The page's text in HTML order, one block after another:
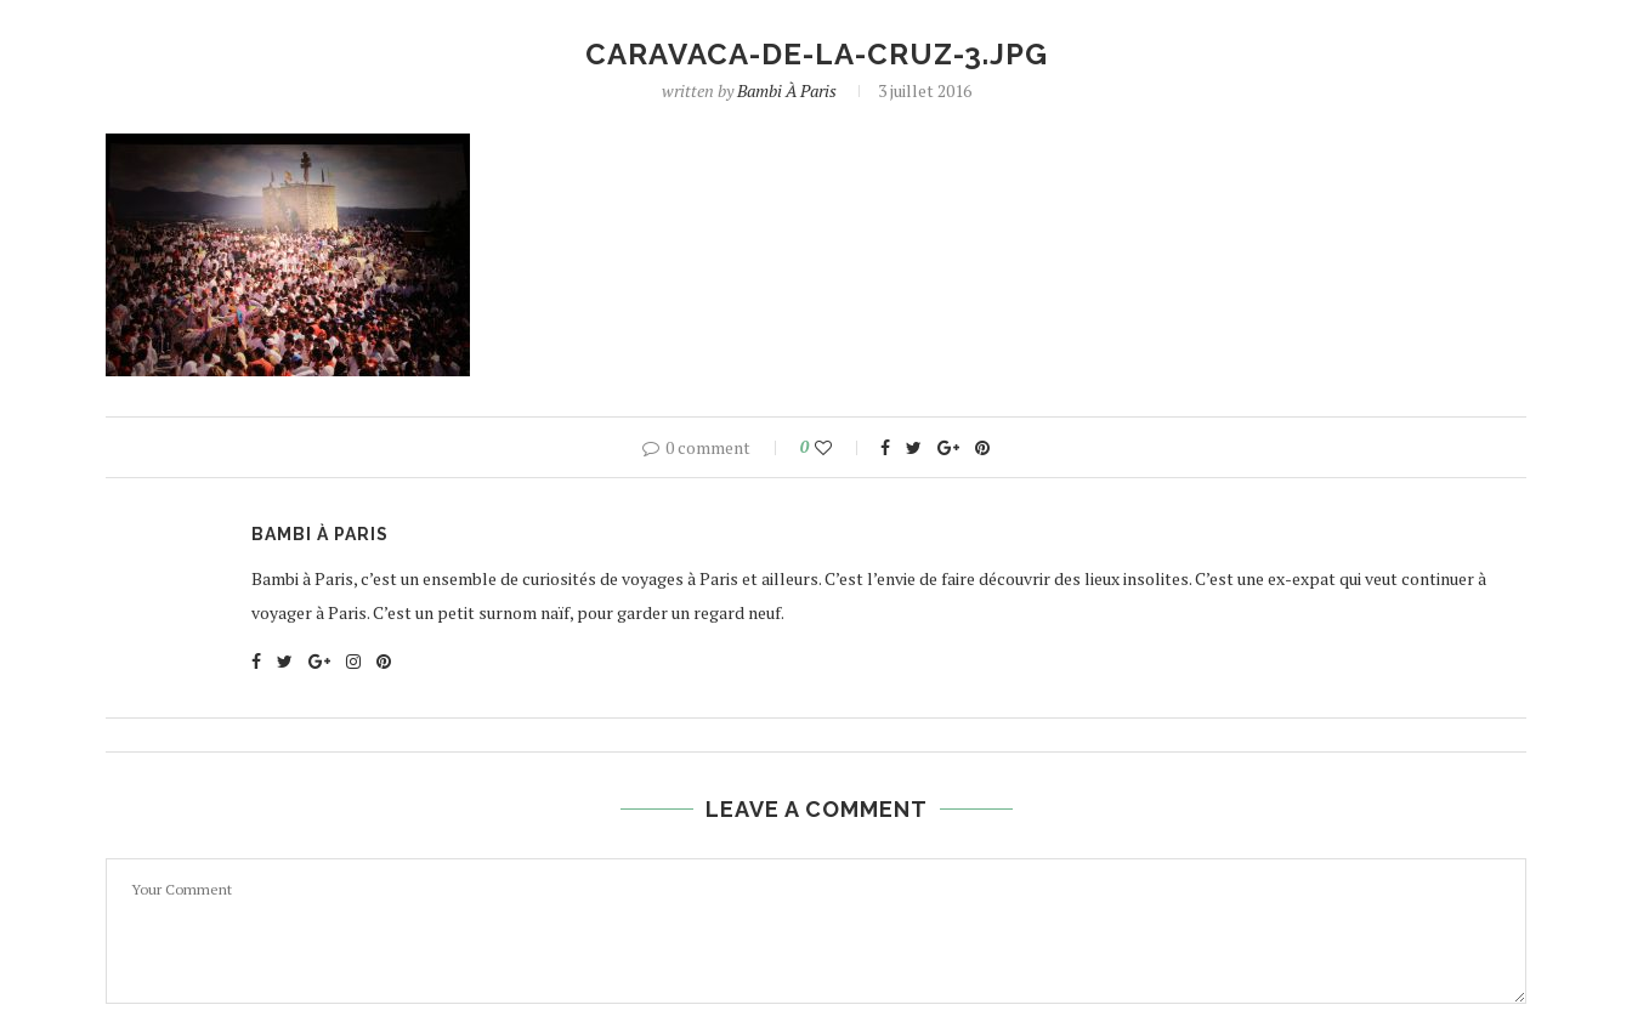
CARAVACA-DE-LA-CRUZ-3.JPG
written byBambi À Paris 3 juillet 2016
0 comment 0
BAMBI À PARIS
Bambi à Paris, c’est un ensemble de curiosités de voyages à Paris et ailleurs. C’est l’envie de faire découvrir des lieux insolites. C’est une ex-expat qui veut continuer à
voyager à Paris. C’est un petit surnom naïf, pour garder un regard neuf.
LEAVE A COMMENT